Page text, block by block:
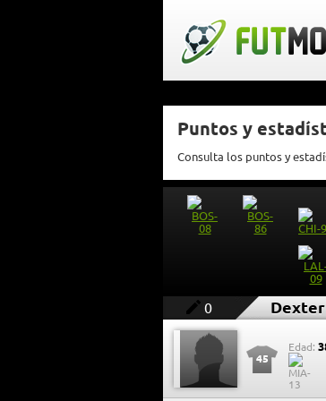
Puntos y
Consulta los puntos y
0
45
Edad: